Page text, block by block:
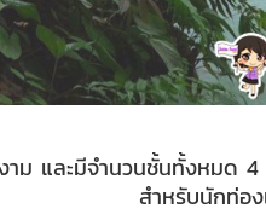
ม และมีจำนวนชั้นทั้งหมด
สำหรับนักท่อ